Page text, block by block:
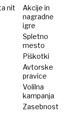
nit
Akcije in
nagradne
igre
Spletno
mesto
Piškotki
Avtorske
pravice
Volilna
kampanja
Zasebnost